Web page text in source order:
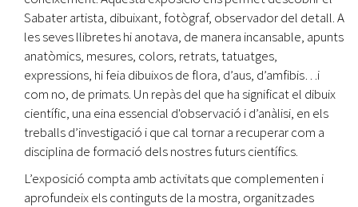
Sabater artista, dibuixant, fotògraf, observador del detall. A
les seves llibretes hi anotava, de manera incansable, apunts
anatòmics, mesures, colors, retrats, tatuatges,
expressions, hi feia dibuixos de flora, d’aus, d’amfibis…i
com no, de primats. Un repàs del que ha significat el dibuix
científic, una eina essencial d'observació i d’anàlisi, en els
treballs d’investigació i que cal tornar a recuperar com a
disciplina de formació dels nostres futurs científics.
L’exposició compta amb activitats que complementen i
aprofundeix els continguts de la mostra, organitzades